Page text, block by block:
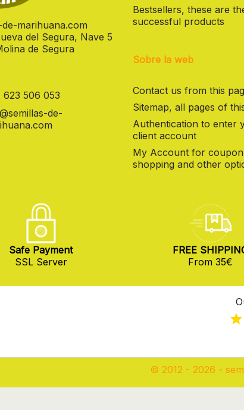
de-marihuana.com
del Segura, Nave 5
de Segura
623 506 053
de-
Bestsellers, these are
successful products
Sobre la web
Contact us from this
Sitemap, all pages of
Authentication to enter
client account
My Account for
shopping and other
Safe Payment
SSL Server
FREE
From 35€
© 2012 - 2026 -